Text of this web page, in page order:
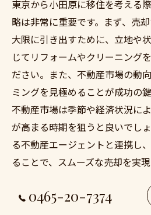
東京から小田原に移住を考える
略は非常に重要です。まず、売
大限に引き出すために、立地や
じてリフォームやクリーニング
ださい。また、不動産市場の動
ミングを見極めることが成功の
不動産市場は季節や経済状況に
が高まる時期を狙うと良いでし
る不動産エージェントと連携し
ることで、スムーズな売却を実現
新居購入のタイミングを計る
0465-20-7374